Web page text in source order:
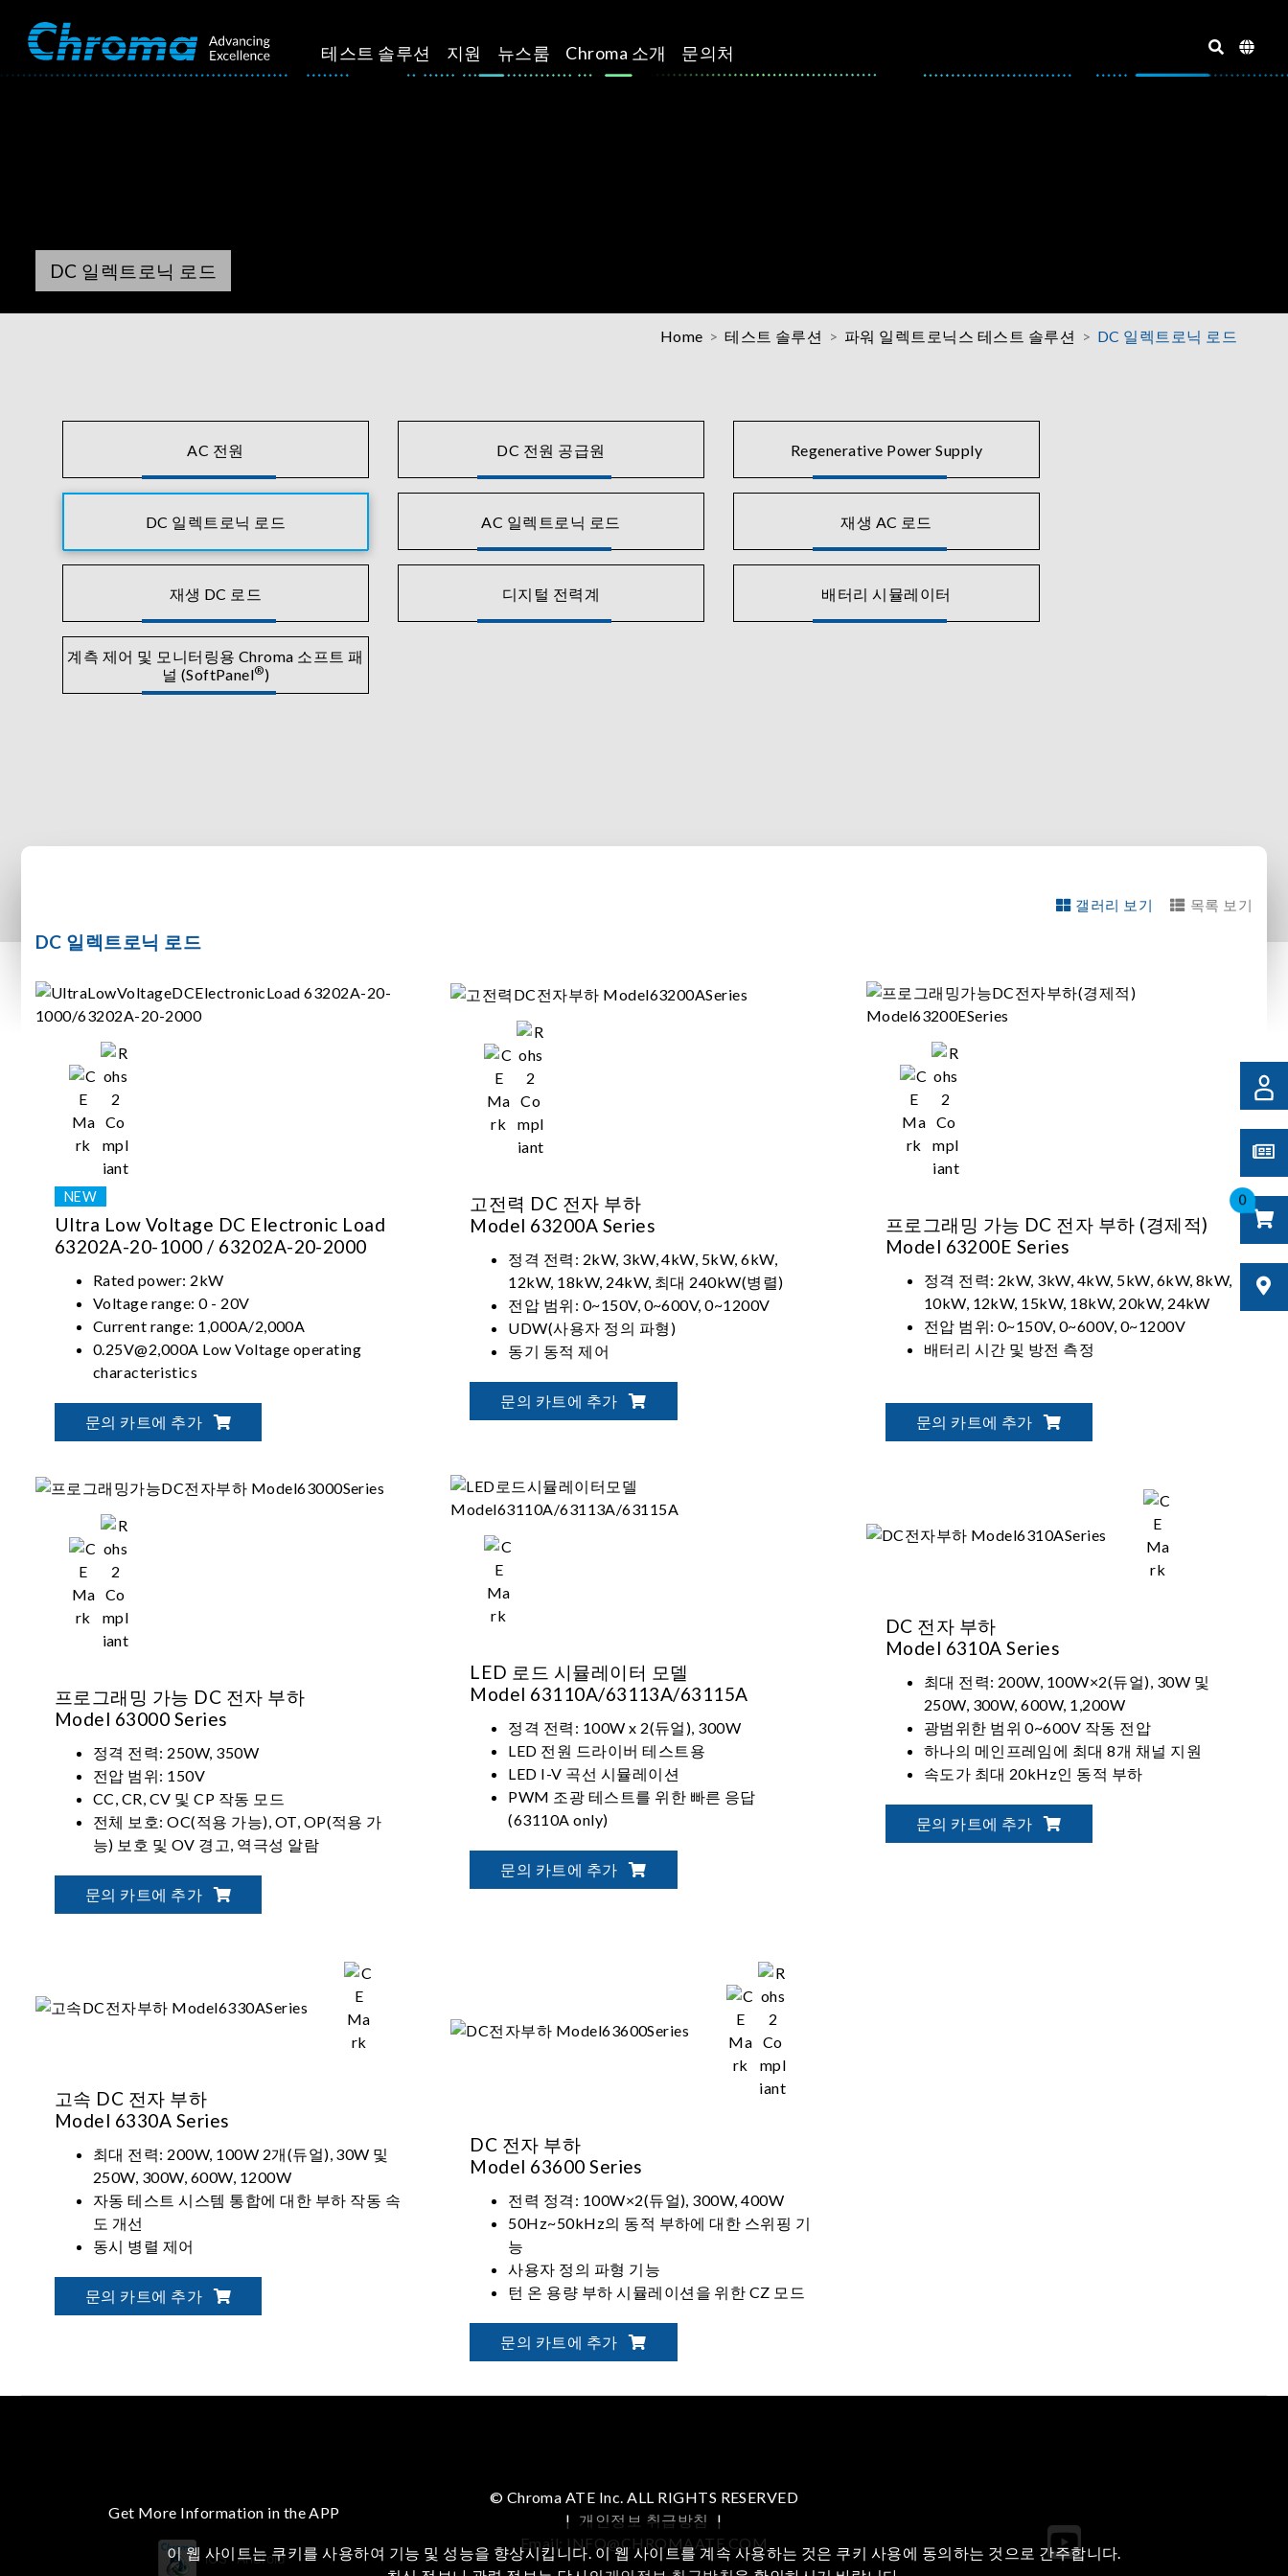
테스트 솔루션 지원 뉴스룸 Chroma 소개 문의처
0
DC 일렉트로닉 로드
Home 테스트 솔루션 파워 일렉트로닉스 테스트 솔루션 DC 일렉트로닉 로드
AC 전원 DC 전원 공급원 Regenerative Power Supply
DC 일렉트로닉 로드 AC 일렉트로닉 로드 재생 AC 로드
재생 DC 로드 디지털 전력계 배터리 시뮬레이터
계측 제어 및 모니터링용 Chroma 소프트 패
널 (SoftPanel®)
갤러리 보기 목록 보기
DC 일렉트로닉 로드
Ultra Low Voltage DC Electronic Load
63202A-20-1000 / 63202A-20-2000
Rated power: 2kW
Voltage range: 0 - 20V
Current range: 1,000A/2,000A
0.25V@2,000A Low Voltage operating
characteristics
문의 카트에 추가
고전력 DC 전자 부하
Model 63200A Series
정격 전력: 2kW, 3kW, 4kW, 5kW, 6kW,
12kW, 18kW, 24kW, 최대 240kW(병렬)
전압 범위: 0~150V, 0~600V, 0~1200V
UDW(사용자 정의 파형)
동기 동적 제어
문의 카트에 추가
프로그래밍 가능 DC 전자 부하 (경제적)
Model 63200E Series
정격 전력: 2kW, 3kW, 4kW, 5kW, 6kW, 8kW,
10kW, 12kW, 15kW, 18kW, 20kW, 24kW
전압 범위: 0~150V, 0~600V, 0~1200V
배터리 시간 및 방전 측정
문의 카트에 추가
프로그래밍 가능 DC 전자 부하
Model 63000 Series
정격 전력: 250W, 350W
전압 범위: 150V
CC, CR, CV 및 CP 작동 모드
전체 보호: OC(적용 가능), OT, OP(적용 가
능) 보호 및 OV 경고, 역극성 알람
문의 카트에 추가
LED 로드 시뮬레이터 모델
Model 63110A/63113A/63115A
정격 전력: 100W x 2(듀얼), 300W
LED 전원 드라이버 테스트용
LED I-V 곡선 시뮬레이션
PWM 조광 테스트를 위한 빠른 응답
(63110A only)
문의 카트에 추가
DC 전자 부하
Model 6310A Series
최대 전력: 200W, 100W×2(듀얼), 30W 및
250W, 300W, 600W, 1,200W
광범위한 범위 0~600V 작동 전압
하나의 메인프레임에 최대 8개 채널 지원
속도가 최대 20kHz인 동적 부하
문의 카트에 추가
고속 DC 전자 부하
Model 6330A Series
최대 전력: 200W, 100W 2개(듀얼), 30W 및
250W, 300W, 600W, 1200W
자동 테스트 시스템 통합에 대한 부하 작동 속
도 개선
동시 병렬 제어
문의 카트에 추가
DC 전자 부하
Model 63600 Series
전력 정격: 100W×2(듀얼), 300W, 400W
50Hz~50kHz의 동적 부하에 대한 스위핑 기
능
사용자 정의 파형 기능
턴 온 용량 부하 시뮬레이션을 위한 CZ 모드
문의 카트에 추가
Get More Information in the APP
iOS Android
© Chroma ATE Inc. ALL RIGHTS RESERVED
| 개인정보 취급방침
|
Email: INFO@CHROMAATE.COM
이 웹 사이트는 쿠키를 사용하여 기능 및 성능을 향상시킵니다. 이 웹 사이트를 계속 사용하는 것은 쿠키 사용에 동의하는 것으로 간주합니다.